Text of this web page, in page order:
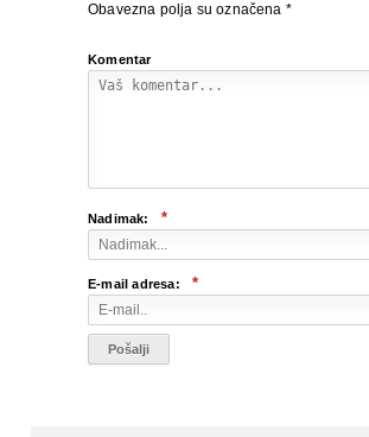
Obavezna polja su označena *
Komentar
Nadimak: *
E-mail adresa: *